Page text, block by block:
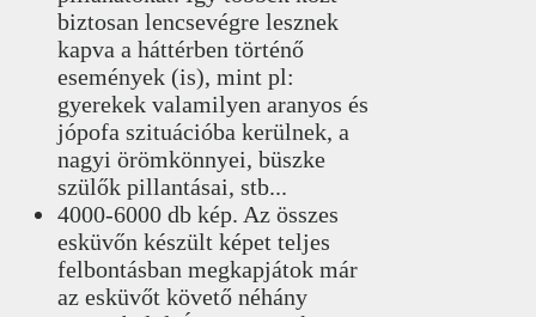
biztosan lencsevégre lesznek
kapva a háttérben történő
események (is), mint pl:
gyerekek valamilyen aranyos és
jópofa szituációba kerülnek, a
nagyi örömkönnyei, büszke
szülők pillantásai, stb...
4000-6000 db kép. Az összes
esküvőn készült képet teljes
felbontásban megkapjátok már
az esküvőt követő néhány